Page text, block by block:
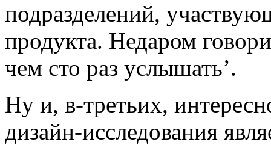
подразделений,
продукта. Недаром
чем сто раз услышать’.
Ну и, в-третьих,
дизайн-исследования